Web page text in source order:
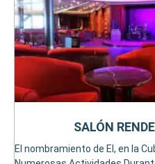
El nombramiento de El, en la
SALÓN